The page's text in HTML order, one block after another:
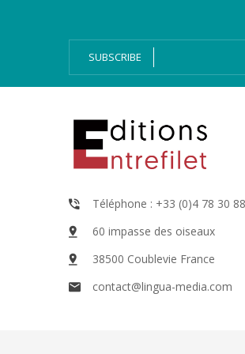
SUBSCRIBE
Téléphone : +33 (0)4 78 30
60 impasse des oiseaux
38500 Coublevie France
contact@lingua-media.com